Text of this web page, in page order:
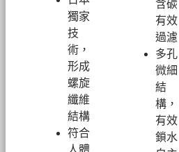
獨家
技
術，
形成
螺旋
纖維
結構
符合
人體
含碳
有效
過濾
多孔
微細
結
構，
有效
鎖水